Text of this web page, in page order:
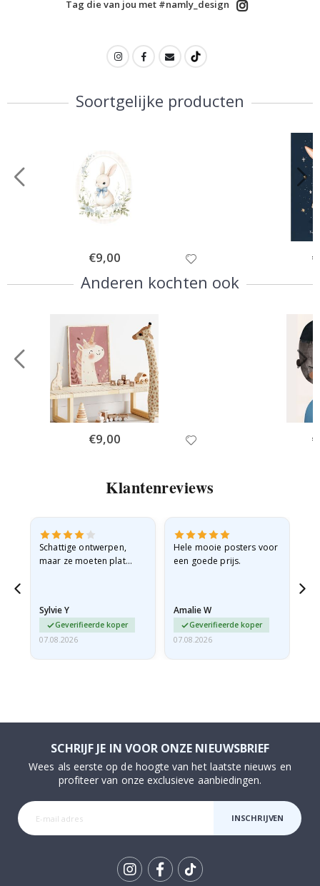
Tag die van jou met #namly_design
Soortgelijke producten
Special
Price
€9,00
Anderen kochten ook
Special
Price
€9,00
Klantenreviews
Schattige ontwerpen,
maar ze moeten plat
beetje…
Sylvie Y
Geverifieerde koper
07.08.2026
Hele mooie posters voor
een goede prijs.
Amalie W
Geverifieerde koper
07.08.2026
SCHRIJF JE IN VOOR ONZE NIEUWSBRIEF
Wees als eerste op de hoogte van het laatste nieuws en
profiteer van onze exclusieve aanbiedingen.
INSCHRIJVEN